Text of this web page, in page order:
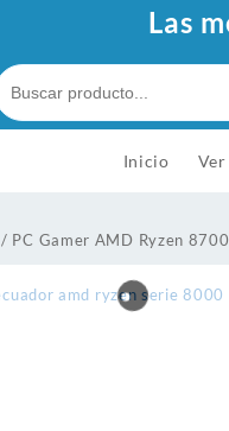
Las
Inicio
/ PC Gamer AMD Ryzen